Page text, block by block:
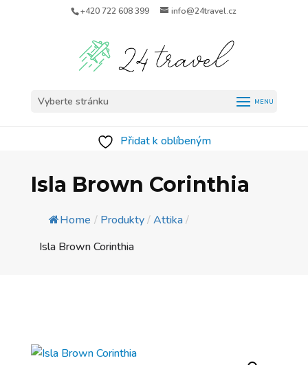
+420 722 608 399 info@24travel.cz
Vyberte stránku
Přidat k oblíbeným
Isla Brown Corinthia
Home / Produkty/Attika/
Isla Brown Corinthia